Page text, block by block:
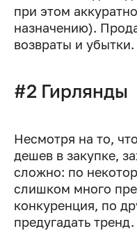
при этом
назначению).
возвраты и убытки.
#2 Гирлянды
Несмотря на то,
дешев в закупке,
сложно: по
слишком много
конкуренция, по
предугадать тренд.